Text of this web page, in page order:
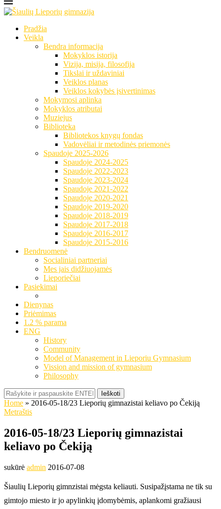
Pradžia
Veikla
Bendra informacija
Mokyklos istorija
Vizija, misija, filosofija
Tikslai ir uždaviniai
Veiklos planas
Veiklos kokybės įsivertinimas
Mokymosi aplinka
Mokyklos atributai
Muziejus
Biblioteka
Bibliotekos knygų fondas
Vadovėliai ir metodinės priemonės
Spaudoje 2025-2026
Spaudoje 2024-2025
Spaudoje 2022-2023
Spaudoje 2023-2024
Spaudoje 2021-2022
Spaudoje 2020-2021
Spaudoje 2019-2020
Spaudoje 2018-2019
Spaudoje 2017-2018
Spaudoje 2016-2017
Spaudoje 2015-2016
Bendruomenė
Socialiniai partneriai
Mes jais didžiuojamės
Lieporiečiai
Pasiekimai
Dienynas
Priėmimas
1.2 % parama
ENG
History
Community
Model of Management in Lieporiu Gymnasium
Vission and mission of gymnasium
Philosophy
Ieškoti
Home » 2016-05-18/23 Lieporių gimnazistai keliavo po Čekiją
Metraštis
2016-05-18/23 Lieporių gimnazistai
keliavo po Čekiją
sukūrė admin 2016-07-08
Šiaulių Lieporių gimnzistai mėgsta keliauti. Susipažįstama ne tik su
gimtojo miesto ir jo apylinkių įdomybėmis, aplankomi gražiausi